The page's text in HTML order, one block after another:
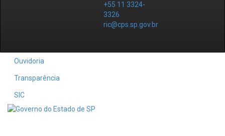
+55 11 3324-
3326
ric@cps.sp.gov.br
Ouvidoria
Transparência
SIC